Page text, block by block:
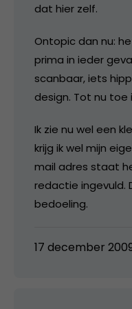
dat hier zelf.
Ontopic dan nu:
prima in ieder
scanbaar, iets
design. Tot nu toe
Ik zie nu wel een
krijg ik wel mijn
mail adres staat
redactie ingevuld.
bedoeling.
17 december